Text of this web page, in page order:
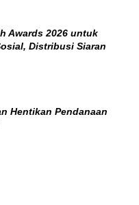
Awards 2026 untuk
Distribusi Siaran
Hentikan Pendanaan